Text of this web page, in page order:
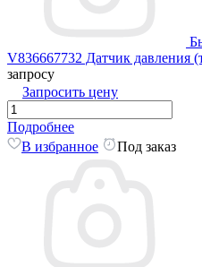
V836667732 Датчик давления
запросу
Запросить цену
Подробнее
В избранное
Под заказ